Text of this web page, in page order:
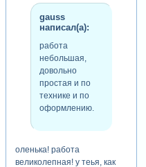
gauss
написал(а):
работа
небольшая,
довольно
простая и по
технике и по
оформлению.
оленька! работа
великолепная! у теья, как